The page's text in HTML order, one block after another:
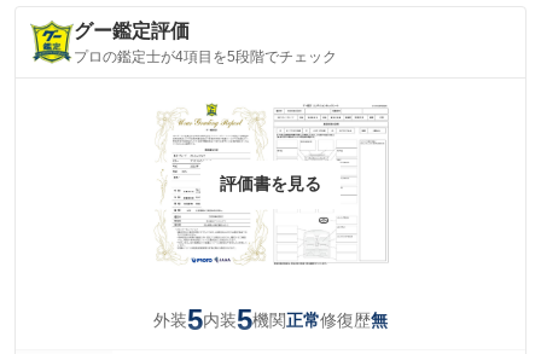
グー鑑定評価
プロの鑑定士が4項目を5段階でチェック
評価書を見る
外装5内装5機関正常修復歴無